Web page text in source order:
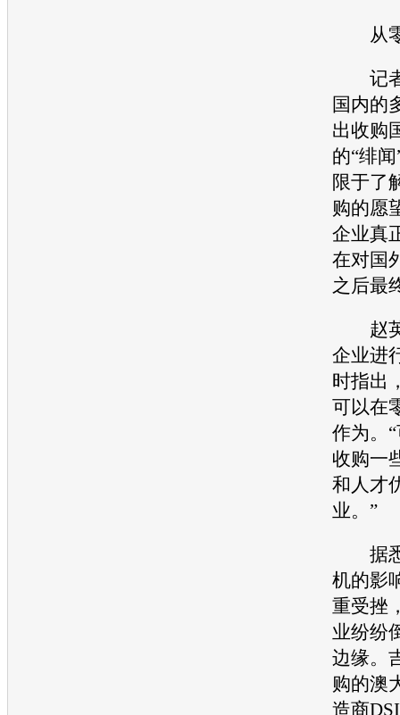
从零
记者
国内的
出收购
的“绯
限于了
购的愿
企业真
在对国
之后最
赵英
企业进
时指出
可以在
作为。
收购一
和人才
业。”
据悉
机的影
重受挫
业纷纷
边缘。
购的澳
造商